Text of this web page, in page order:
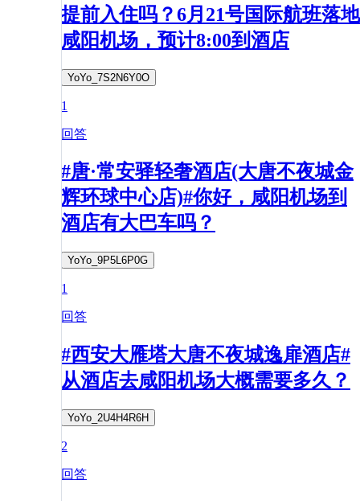
提前入住吗？6月21号国际航班落地
咸阳机场，预计8:00到酒店
YoYo_7S2N6Y0O
1
回答
#唐·常安驿轻奢酒店(大唐不夜城金
辉环球中心店)#你好，咸阳机场到
酒店有大巴车吗？
YoYo_9P5L6P0G
1
回答
#西安大雁塔大唐不夜城逸扉酒店#
从酒店去咸阳机场大概需要多久？
YoYo_2U4H4R6H
2
回答